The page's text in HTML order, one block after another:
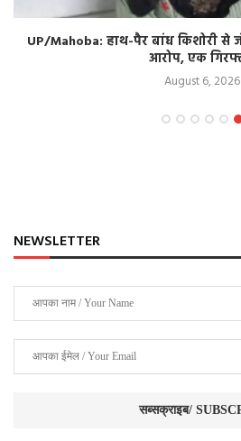
UP/Mahoba: हाथ-पैर बांध किशोरी से
आरोप, एक
August 6, 2026
NEWSLETTER